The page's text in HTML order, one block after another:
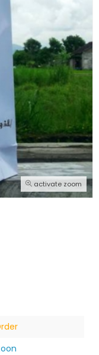
activate zoom